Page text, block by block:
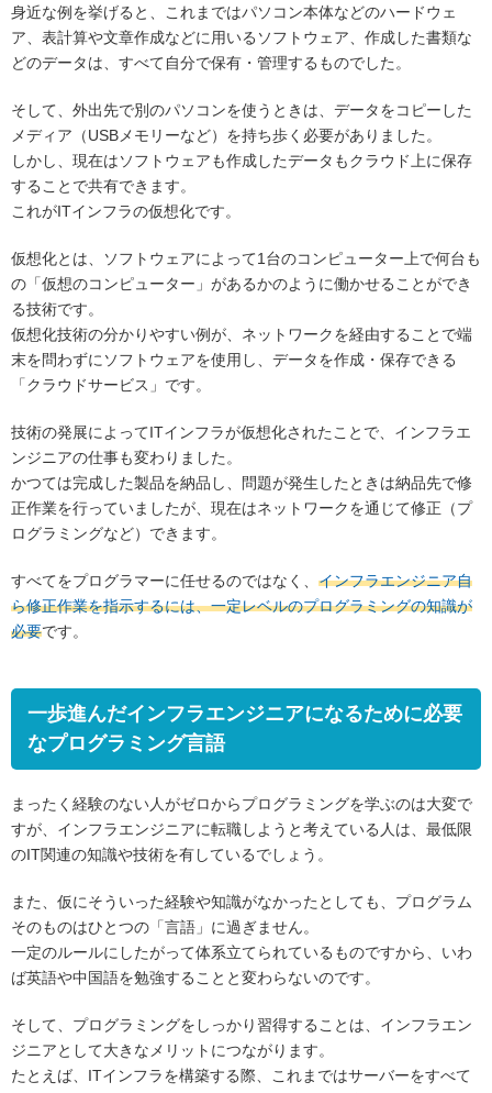
身近な例を挙げると、これまではパソコン本体などのハードウェ
ア、表計算や文章作成などに用いるソフトウェア、作成した書類な
どのデータは、すべて自分で保有・管理するものでした。
そして、外出先で別のパソコンを使うときは、データをコピーした
メディア（USBメモリーなど）を持ち歩く必要がありました。
しかし、現在はソフトウェアも作成したデータもクラウド上に保存
することで共有できます。
これがITインフラの仮想化です。
仮想化とは、ソフトウェアによって1台のコンピューター上で何台も
の「仮想のコンピューター」があるかのように働かせることができ
る技術です。
仮想化技術の分かりやすい例が、ネットワークを経由することで端
末を問わずにソフトウェアを使用し、データを作成・保存できる
「クラウドサービス」です。
技術の発展によってITインフラが仮想化されたことで、インフラエ
ンジニアの仕事も変わりました。
かつては完成した製品を納品し、問題が発生したときは納品先で修
正作業を行っていましたが、現在はネットワークを通じて修正（プ
ログラミングなど）できます。
すべてをプログラマーに任せるのではなく、 インフラエンジニア自
ら修正作業を指示するには、一定レベルのプログラミングの知識が
必要です。
一歩進んだインフラエンジニアになるために必要
なプログラミング言語
まったく経験のない人がゼロからプログラミングを学ぶのは大変で
すが、インフラエンジニアに転職しようと考えている人は、最低限
のIT関連の知識や技術を有しているでしょう。
また、仮にそういった経験や知識がなかったとしても、プログラム
そのものはひとつの「言語」に過ぎません。
一定のルールにしたがって体系立てられているものですから、いわ
ば英語や中国語を勉強することと変わらないのです。
そして、プログラミングをしっかり習得することは、インフラエン
ジニアとして大きなメリットにつながります。
たとえば、ITインフラを構築する際、これまではサーバーをすべて